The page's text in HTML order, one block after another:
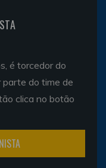
é torcedor do
parte do time de
clica no botão